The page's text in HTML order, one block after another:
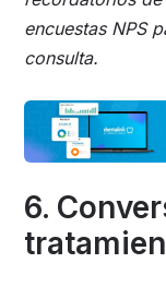
encuestas NPS
consulta.
6.